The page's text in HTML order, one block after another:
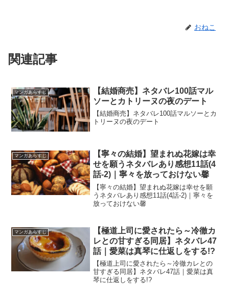
おねこ
関連記事
マンガあらすじ
【結婚商売】ネタバレ100話マル
ソーとカトリーヌの夜のデート
【結婚商売】ネタバレ100話マルソーとカ
トリーヌの夜のデート
マンガあらすじ
【寧々の結婚】望まれぬ花嫁は幸
せを願うネタバレあり感想11話(4
話-2)｜寧々を放っておけない馨
【寧々の結婚】望まれぬ花嫁は幸せを願
うネタバレあり感想11話(4話-2)｜寧々を
放っておけない馨
マンガあらすじ
【極道上司に愛されたら～冷徹カ
レとの甘すぎる同居】ネタバレ47
話｜愛菜は真琴に仕返しをする!?
【極道上司に愛されたら～冷徹カレとの
甘すぎる同居】ネタバレ47話｜愛菜は真
琴に仕返しをする!?